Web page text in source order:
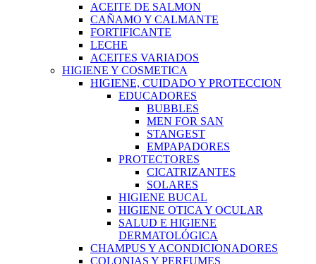
ACEITE DE SALMON
CAÑAMO Y CALMANTE
FORTIFICANTE
LECHE
ACEITES VARIADOS
HIGIENE Y COSMETICA
HIGIENE, CUIDADO Y PROTECCION
EDUCADORES
BUBBLES
MEN FOR SAN
STANGEST
EMPAPADORES
PROTECTORES
CICATRIZANTES
SOLARES
HIGIENE BUCAL
HIGIENE OTICA Y OCULAR
SALUD E HIGIENE
DERMATOLÓGICA
CHAMPUS Y ACONDICIONADORES
COLONIAS Y PERFUMES